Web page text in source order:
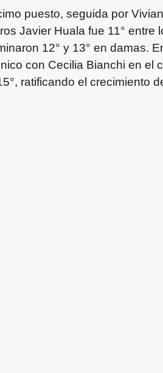
puesto, seguida por Vivian
Javier Huala fue 11° entre
12° y 13° en damas.
con Cecilia Bianchi en el
ratificando el crecimiento